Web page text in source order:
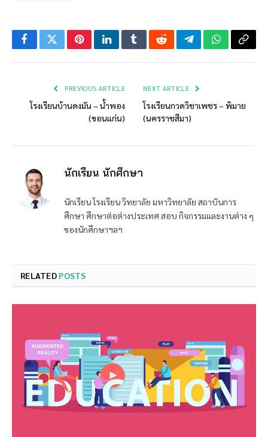
FacebookTwitterPinterestLinkedInTumblrRedditTelegramWhatsApp
Copy
PREVIOUS ARTICLE
โรงเรียนบ้านดงมัน – น้ำพอง
(ขอนแก่น)
NEXT ARTICLE
โรงเรียนกวดวิชาเพชร – พิมาย
(นครราชสีมา)
นักเรียน นักศึกษา
นักเรียน โรงเรียน วิทยาลัย มหาวิทยาลัย สถาบันการ
ศึกษา ศึกษาต่อต่างประเทศ สอบ กิจกรรมและงานต่าง ๆ
ของนักศึกษาฯลฯ
RELATED POSTS